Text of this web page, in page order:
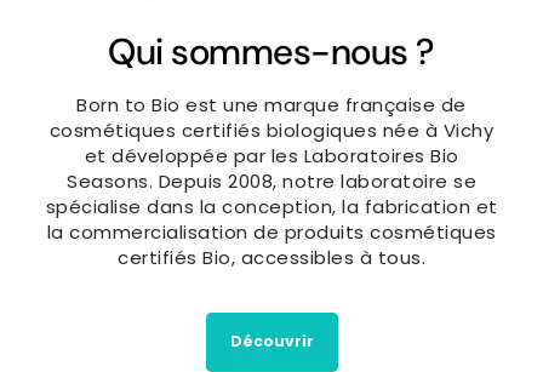
Qui sommes-nous ?
Born to Bio est une marque française de
cosmétiques certifiés biologiques née à Vichy
et développée par les Laboratoires Bio
Seasons. Depuis 2008, notre laboratoire se
spécialise dans la conception, la fabrication et
la commercialisation de produits cosmétiques
certifiés Bio, accessibles à tous.
Découvrir